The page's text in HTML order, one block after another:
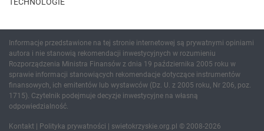
TECHNOLOGIE
Informacje przedstawione na tej stronie internetowej są prywatnymi opiniami
autora i nie stanowią rekomendacji inwestycyjnych w rozumieniu
Rozporządzenia Ministra Finansów z dnia 19 października 2005 roku w
sprawie informacji stanowiących rekomendacje dotyczące instrumentów
finansowych, ich emitentów lub wystawców (Dz. U. z 2005 roku, Nr 206, poz.
1715). Czytelnik podejmuje decyzje inwestycyjne na własną
odpowiedzialność.
Kontakt Polityka prywatności | swietokrzyskie.org.pl © 2008-2026